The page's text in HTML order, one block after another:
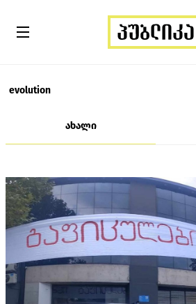
evolution
ახალი